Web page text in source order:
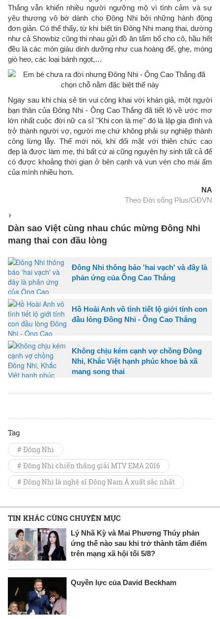
Thắng vẫn khiến nhiều người ngưỡng mộ vì tình cảm và sự
yêu thương vô bờ dành cho Đông Nhi bởi những hành động
đơn giản. Có thể thấy, từ khi biết tin Đông Nhi mang thai, dường
như cả Showbiz cũng thi nhau gửi đồ ăn tẩm bổ cho cô, hầu hết
đều là các món giàu dinh dưỡng như cua hoàng đế, ghẹ, móng
giò heo, các loại bánh ngọt,…
Ngay sau khi chia sẻ tin vui công khai với khán giả, một người
bạn thân của Đông Nhi - Ông Cao Thắng đã tiết lộ về ước mơ
lớn nhất cuộc đời nữ ca sĩ "Khi con là mẹ" đó là lập gia đình và
trở thành người vợ, người mẹ chứ không phải sự nghiệp thành
công lừng lẫy. Thế mới nói, khi đối mặt với thiên chức cao
đẹp là được làm mẹ, thì bất cứ ai cũng nguyện hy sinh tất cả để
có được khoảng thời gian ở bên cạnh và vun vén cho mái ấm
của mình nhiều hơn.
NA
Theo Đời sống Plus/GĐVN
Dàn sao Việt cùng nhau chúc mừng Đông Nhi
mang thai con đầu lòng
Đông Nhi thông báo 'hai vạch' và đây là
phản ứng của Ông Cao Thắng
Hồ Hoài Anh vô tình tiết lộ giới tính con
đầu lòng Đông Nhi - Ông Cao Thắng
Không chịu kém cạnh vợ chồng Đông
Nhi, Khắc Việt hạnh phúc khoe bà xã
mang song thai
Tag
# Đông Nhi
# Đông Nhi chiến thắng giải MTV EMA 2016
# Đông Nhi là nghệ sĩ Đông Nam Á xuất sắc nhất
TIN KHÁC CÙNG CHUYÊN MỤC
Lý Nhã Kỳ và Mai Phương Thúy phản
ứng thế nào sau khi trở thành tâm điểm
trên mạng xã hội tối 5/8?
Quyền lực của David Beckham